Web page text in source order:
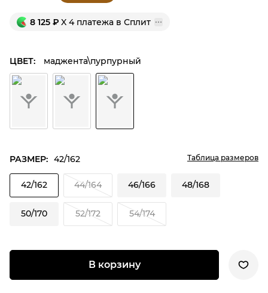
8 125 ₽ X 4 платежа в Сплит
ЦВЕТ: маджента\пурпурный
РАЗМЕР: 42/162 Таблица размеров
42/162 44/164 46/166 48/168
50/170 52/172 54/174
В корзину